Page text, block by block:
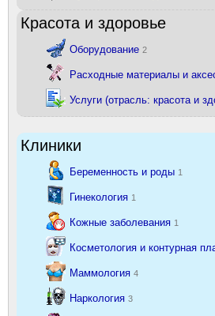
Красота и здоровье
Оборудование 2
Расходные материалы и
Услуги (отрасль: красота и
Клиники
Беременность и роды 1
Гинекология 1
Кожные заболевания 1
Косметология и контурная
Маммология 4
Наркология 3